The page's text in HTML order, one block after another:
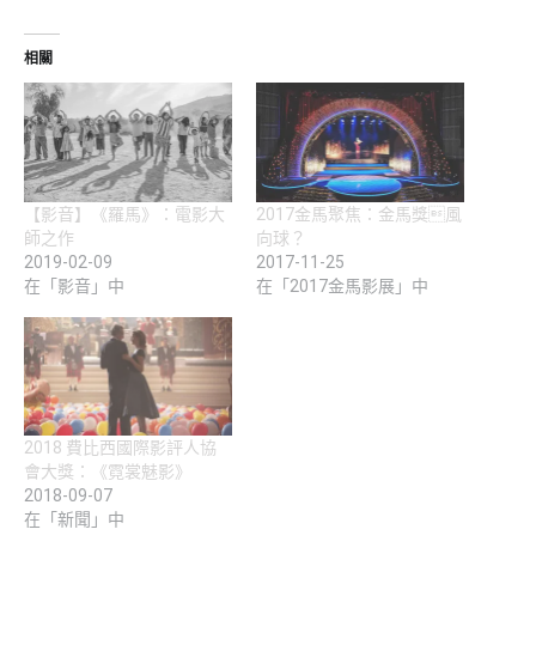
相關
【影音】《羅馬》：電影大
師之作
2019-02-09
在「影音」中
2017金馬聚焦：金馬獎風
向球？
2017-11-25
在「2017金馬影展」中
2018 費比西國際影評人協
會大獎：《霓裳魅影》
2018-09-07
在「新聞」中